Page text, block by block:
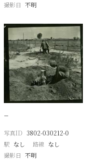
撮影日 不明
−
写真ID 3802-030212-0
駅 なし 路線 なし
撮影日 不明